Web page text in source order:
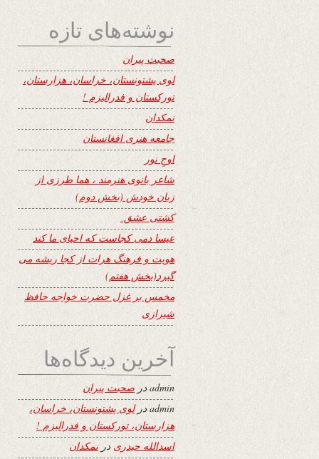
نوشته‌های تازه
صحبت پیران
لوی پشتونستان، خراسان، هزارستان،
تورکستان و فدرالیزم !
نمکدان
جامعه هنری افغانستان
اوجِ نور
شاعر بانوی هنرمند ، هما طرزی از
زبان خودش (بخش دوم)
کشتی عشق
عیسا دمی کجاست که احیای ما کند
هویت و فرهنگ هرات از کجا ریشه می
گیرد(بخش هفتم)
مخمس بر غزل حضرت خواجه حافظ
شیرازی
آخرین دیدگاه‌ها
adminدر صحبت پیران
admin درلوی پشتونستان، خراسان،
هزارستان، تورکستان و فدرالیزم !
اسدالله حیدری درنمکدان